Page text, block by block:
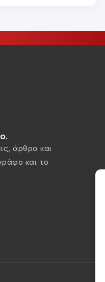
άρθρα και
και το